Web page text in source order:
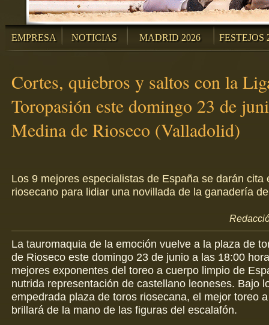
EMPRESA NOTICIAS MADRID 2026 FESTEJOS
Cortes, quiebros y saltos con la
Toropasión este domingo 23 de
Medina de Rioseco (Valladolid)
Los 9 mejores especialistas de España se darán cita
riosecano para lidiar una novillada de la ganadería
La tauromaquia de la emoción vuelve a la plaza de
de Rioseco este domingo 23 de junio a las 18:00
mejores exponentes del toreo a cuerpo limpio de
nutrida representación de castellano leoneses. Bajo
empedrada plaza de toros riosecana, el mejor toreo
brillará de la mano de las figuras del escalafón.